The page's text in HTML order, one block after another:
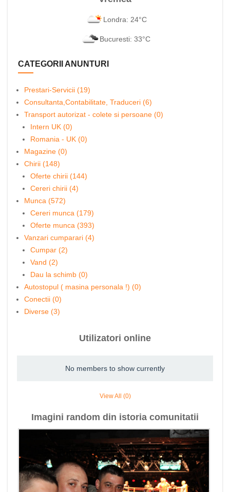
Londra: 24°C
Bucuresti: 33°C
CATEGORII ANUNTURI
Prestari-Servicii (19)
Consultanta,Contabilitate, Traduceri (6)
Transport autorizat - colete si persoane (0)
Intern UK (0)
Romania - UK (0)
Magazine (0)
Chirii (148)
Oferte chirii (144)
Cereri chirii (4)
Munca (572)
Cereri munca (179)
Oferte munca (393)
Vanzari cumparari (4)
Cumpar (2)
Vand (2)
Dau la schimb (0)
Autostopul ( masina personala !) (0)
Conectii (0)
Diverse (3)
Utilizatori online
No members to show currently
View All (0)
Imagini random din istoria comunitatii